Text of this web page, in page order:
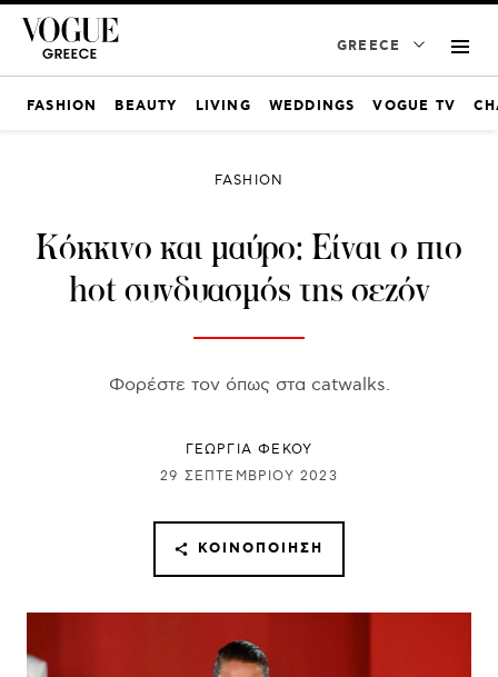
GREECE
FASHION BEAUTY LIVING WEDDINGS VOGUE TV
FASHION
Κόκκινο και μαύρο: Είναι ο πιο
hot συνδυασμός της σεζόν
Φορέστε τον όπως στα catwalks.
ΓΕΩΡΓΙΑ ΦΕΚΟΥ
29 ΣΕΠΤΕΜΒΡΊΟΥ 2023
ΚΟΙΝΟΠΟΊΗΣΗ